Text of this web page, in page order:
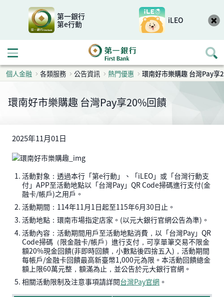
第一銀行
第e行動
iLEO
開啟行動選單
個人金融 各類服務 公告資訊 熱門優惠 環南好市樂購趣 台灣Pay享
環南好市樂購趣 台灣Pay享20%回饋
2025年11月01日
活動對象：透過本行「第e行動」、「iLEO」或「台灣行動支
付」APP至活動地點以「台灣Pay」QR Code掃碼進行支付(金
融卡/帳戶)之用戶。
活動期間：114年11月1日起至115年6月30日止。
活動地點：環南市場指定店家。(以元大銀行官網公告為準)。
活動內容：活動期間用戶至活動地點消費，以「台灣Pay」QR
Code掃碼（限金融卡/帳戶）進行支付，可享單筆交易不限金
額20%現金回饋(非即時回饋，小數點後四捨五入)，活動期間
每帳戶/金融卡回饋最高新臺幣1,000元為限。本活動回饋總金
額上限60萬元整，額滿為止，並公告於元大銀行官網。
相關活動限制及注意事項請詳閱台灣Pay官網 。